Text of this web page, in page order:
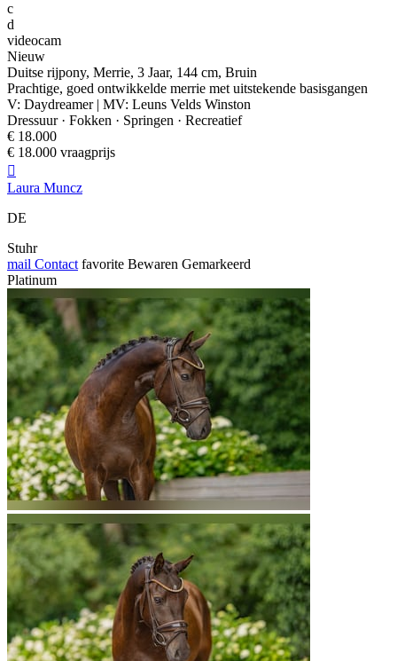
c
d
videocam
Nieuw
Duitse rijpony, Merrie, 3 Jaar, 144 cm, Bruin
Prachtige, goed ontwikkelde merrie met uitstekende basisgangen
V: Daydreamer | MV: Leuns Velds Winston
Dressuur · Fokken · Springen · Recreatief
€ 18.000
€ 18.000 vraagprijs

Laura Muncz
DE
Stuhr
mail Contact favorite Bewaren Gemarkeerd
Platinum